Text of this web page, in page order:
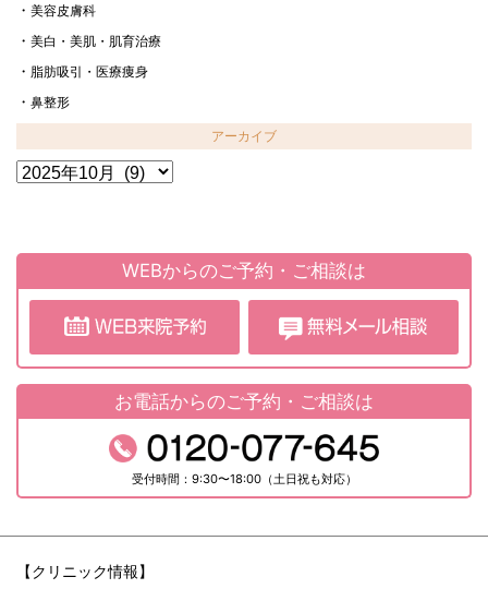
美容皮膚科
美白・美肌・肌育治療
脂肪吸引・医療痩身
鼻整形
アーカイブ
ア
ー
WEBからのご予約・ご相談は
お電話からのご予約・ご相談は
受付時間：9:30〜18:00（土日祝も対応）
【クリニック情報】